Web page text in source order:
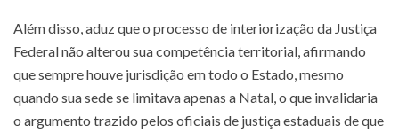
Além disso, aduz que o processo de interiorização da Justiça
Federal não alterou sua competência territorial, afirmando
que sempre houve jurisdição em todo o Estado, mesmo
quando sua sede se limitava apenas a Natal, o que invalidaria
o argumento trazido pelos oficiais de justiça estaduais de que